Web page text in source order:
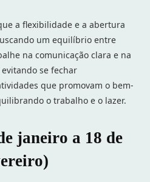
a flexibilidade e a abertura
um equilíbrio entre
na comunicação clara e na
se fechar
que promovam o bem-
o trabalho e o lazer.
janeiro a 18 de